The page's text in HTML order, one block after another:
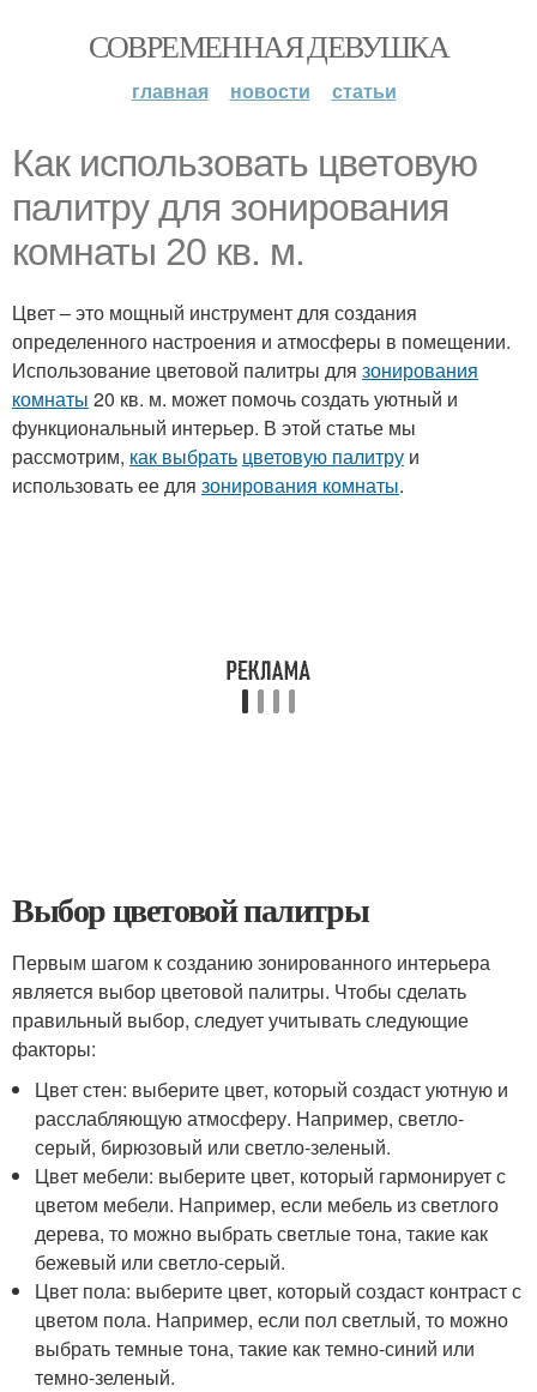
СОВРЕМЕННАЯ ДЕВУШКА
главная новости статьи
Как использовать цветовую
палитру для зонирования
комнаты 20 кв. м.
Цвет – это мощный инструмент для создания
определенного настроения и атмосферы в помещении.
Использование цветовой палитры для зонирования
комнаты 20 кв. м. может помочь создать уютный и
функциональный интерьер. В этой статье мы
рассмотрим, как выбрать цветовую палитру и
использовать ее для зонирования комнаты.
Выбор цветовой палитры
Первым шагом к созданию зонированного интерьера
является выбор цветовой палитры. Чтобы сделать
правильный выбор, следует учитывать следующие
факторы:
Цвет стен: выберите цвет, который создаст уютную и
расслабляющую атмосферу. Например, светло-
серый, бирюзовый или светло-зеленый.
Цвет мебели: выберите цвет, который гармонирует с
цветом мебели. Например, если мебель из светлого
дерева, то можно выбрать светлые тона, такие как
бежевый или светло-серый.
Цвет пола: выберите цвет, который создаст контраст с
цветом пола. Например, если пол светлый, то можно
выбрать темные тона, такие как темно-синий или
темно-зеленый.